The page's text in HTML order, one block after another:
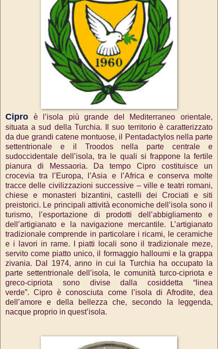
Cipro è l’isola più grande del Mediterraneo orientale,
situata a sud della Turchia. Il suo territorio è caratterizzato
da due grandi catene montuose, il Pentadactylos nella parte
settentrionale e il Troodos nella parte centrale e
sudoccidentale dell’isola, tra le quali si frappone la fertile
pianura di Messaoria.
Da tempo Cipro costituisce un
crocevia tra l’Europa, l’Asia e l’Africa e conserva molte
tracce delle civilizzazioni successive – ville e teatri romani,
chiese e monasteri bizantini, castelli dei Crociati e siti
preistorici. Le principali attività economiche dell’isola sono il
turismo, l’esportazione di prodotti dell’abbigliamento e
dell’artigianato e la navigazione mercantile. L’artigianato
tradizionale comprende in particolare i ricami, le ceramiche
e i lavori in rame.
I piatti locali sono il tradizionale meze,
servito come piatto unico, il formaggio halloumi e la grappa
zivania. Dal 1974, anno in cui la Turchia ha occupato la
parte settentrionale dell’isola, le comunità turco-cipriota e
greco-cipriota sono divise dalla cosiddetta “linea
verde”.Cipro è conosciuta come l’isola di Afrodite, dea
dell’amore e della bellezza che, secondo la leggenda,
nacque proprio in quest’isola.